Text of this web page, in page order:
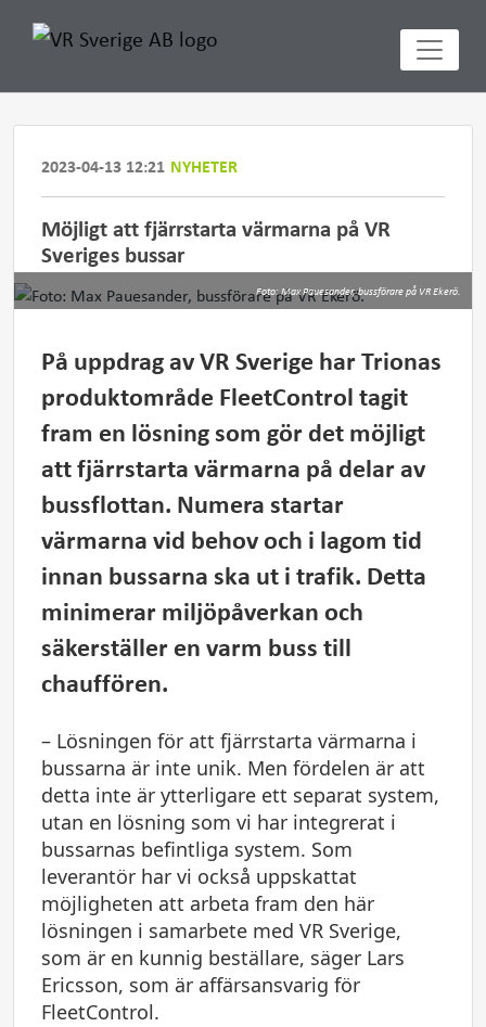
2023-04-13 12:21 NYHETER
Möjligt att fjärrstarta värmarna på VR
Sveriges bussar
Foto: Max Pauesander, bussförare på VR Ekerö.
På uppdrag av VR Sverige har Trionas
produktområde FleetControl tagit
fram en lösning som gör det möjligt
att fjärrstarta värmarna på delar av
bussflottan. Numera startar
värmarna vid behov och i lagom tid
innan bussarna ska ut i trafik. Detta
minimerar miljöpåverkan och
säkerställer en varm buss till
chauffören.
– Lösningen för att fjärrstarta värmarna i
bussarna är inte unik. Men fördelen är att
detta inte är ytterligare ett separat system,
utan en lösning som vi har integrerat i
bussarnas befintliga system. Som
leverantör har vi också uppskattat
möjligheten att arbeta fram den här
lösningen i samarbete med VR Sverige,
som är en kunnig beställare, säger Lars
Ericsson, som är affärsansvarig för
FleetControl.